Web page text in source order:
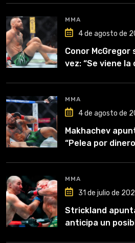
MMA
4 de agosto de
Conor
vez: “Se viene
MMA
4 de agosto de
Makhachev
“Pelea por
MMA
31 de julio de
Strickland
anticipa un